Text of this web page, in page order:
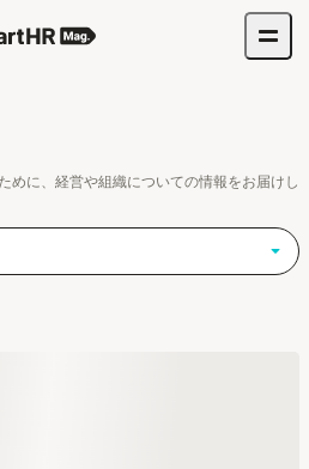
めに、経営や組織についての情報をお届けし